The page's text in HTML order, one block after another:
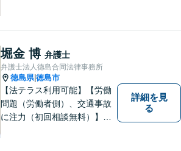
寧に対応してまいります。ご
相談者様のお話をじっくり聴
き、最適な解決方法をご提案
いたします。
堀金 博 弁護士
弁護士法人徳島合同法律事務所
徳島県|徳島市
【法テラス利用可能】【労働
問題（労働者側）、交通事故
に注力（初回相談無料）】市
詳細を見
る